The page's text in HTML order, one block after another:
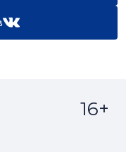
16+